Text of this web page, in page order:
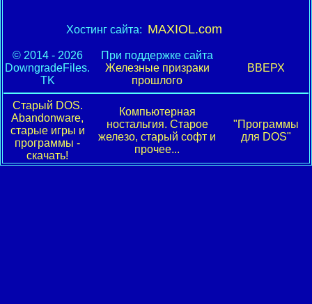
Хостинг сайта: MAXIOL.com
© 2014 - 2026
DowngradeFiles.
TK
При поддержке сайта
Железные призраки
прошлого
ВВЕРХ
Старый DOS.
Abandonware,
старые игры и
программы -
скачать!
Компьютерная
ностальгия. Старое
железо, старый софт и
прочее...
"Программы
для DOS"